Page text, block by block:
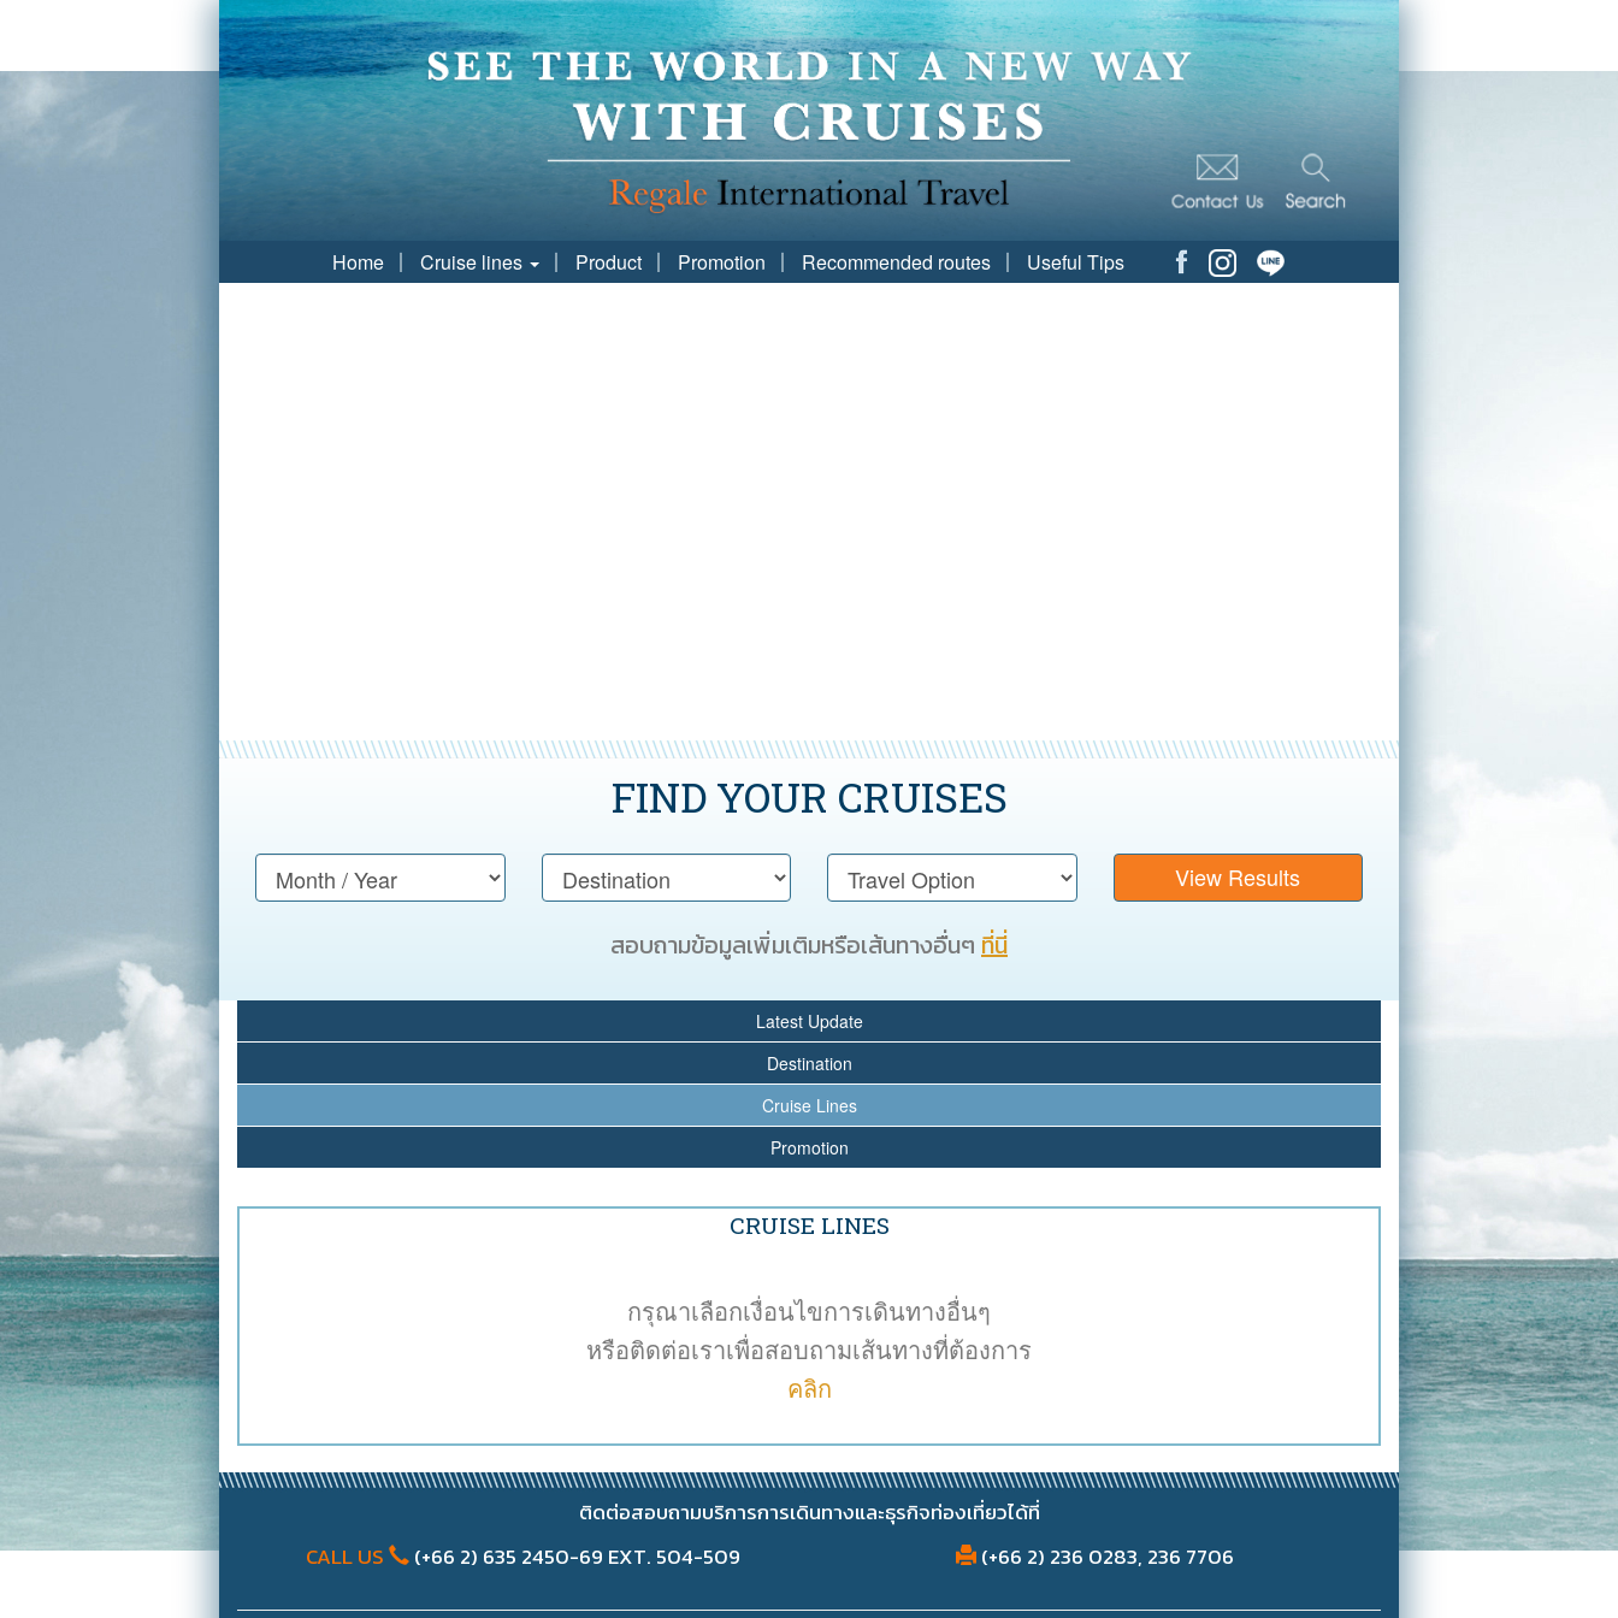
Home Cruise lines Product Promotion Recommended routes Useful Tips
FIND YOUR CRUISES
สอบถามข้อมูลเพิ่มเติมหรือเส้นทางอื่นๆ ที่นี่
Latest Update
Destination
Cruise Lines
Promotion
CRUISE LINES
กรุณาเลือกเงื่อนไขการเดินทางอื่นๆ
หรือติดต่อเราเพื่อสอบถามเส้นทางที่ต้องการ
คลิก
ติดต่อสอบถามบริการการเดินทางและธุรกิจท่องเที่ยวได้ที่
CALL US
(+66 2) 635 2450-69 EXT. 504-509 (+66 2) 236 0283, 236 7706